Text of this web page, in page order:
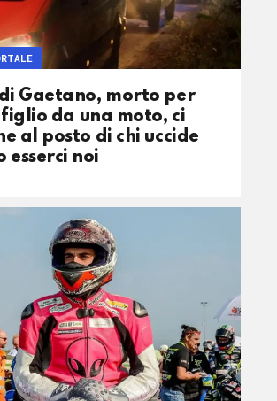
Gaetano, morto per
da una moto, ci
al posto di chi uccide
esserci noi